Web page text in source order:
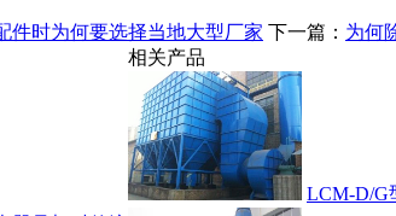
件时为何要选择当地大型厂家 下一篇： 为何
相关产品
LCM-D/G